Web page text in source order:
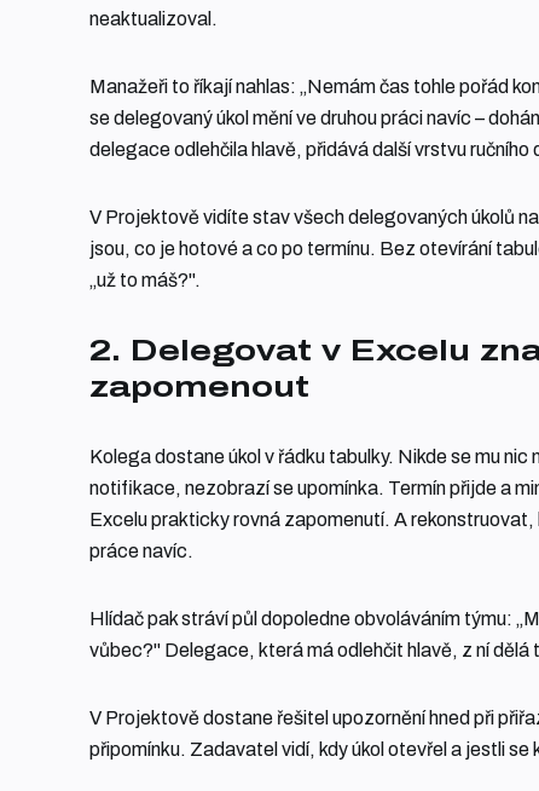
neaktualizoval.
Manažeři to říkají nahlas: „Nemám čas tohle pořád
se delegovaný úkol mění ve druhou práci navíc –
delegace odlehčila hlavě, přidává další vrstvu ručního
V Projektově vidíte stav všech delegovaných úkolů
jsou, co je hotové a co po termínu. Bez otevírání
„už to máš?".
2. Delegovat v Excelu
zapomenout
Kolega dostane úkol v řádku tabulky. Nikde se mu
notifikace, nezobrazí se upomínka. Termín přijde a
Excelu prakticky rovná zapomenutí. A
práce navíc.
Hlídač pak stráví půl dopoledne obvoláváním týmu:
vůbec?" Delegace, která má odlehčit hlavě, z ní dělá
V Projektově dostane řešitel upozornění hned při
připomínku. Zadavatel vidí, kdy úkol otevřel a jestli se